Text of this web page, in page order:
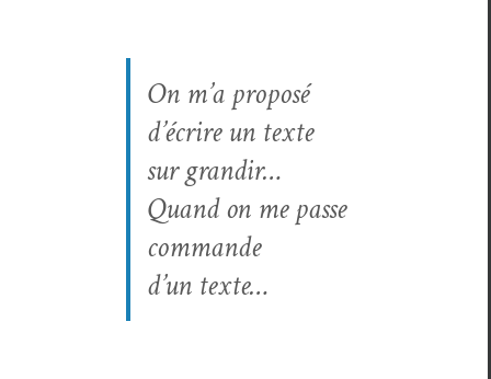
On m’a pro­posé
d’écrire un texte
sur grandir…
Quand on me passe
com­mande
d’un texte…